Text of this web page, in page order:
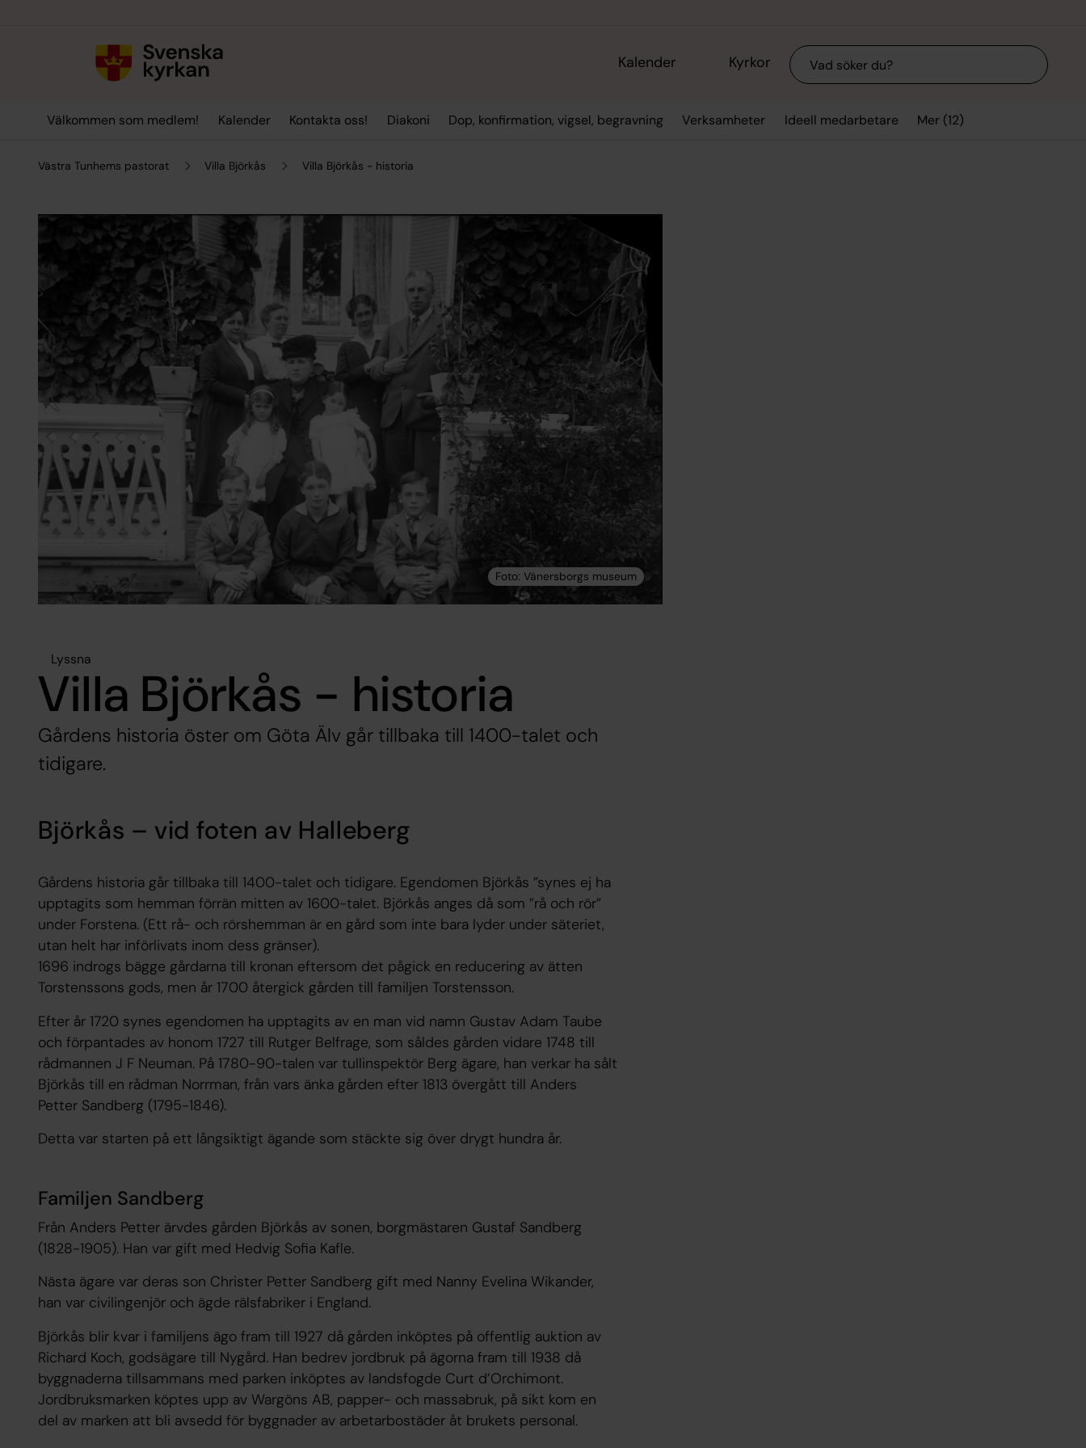
Kalender Kyrkor Sök
Välkommen som medlem! Kalender Kontakta oss! Diakoni Dop, konfirmation, vigsel, begravning Verksamheter Ideell medarbetare Mer (12)
Västra Tunhems pastorat Villa Björkås Villa Björkås - historia
Lyssna
Villa Björkås - historia
Gårdens historia öster om Göta Älv går tillbaka till 1400-talet och
tidigare.
Björkås – vid foten av Halleberg
Gårdens historia går tillbaka till 1400-talet och tidigare. Egendomen Björkås ”synes ej ha
upptagits som hemman förrän mitten av 1600-talet. Björkås anges då som ”rå och rör”
under Forstena. (Ett rå- och rörshemman är en gård som inte bara lyder under säteriet,
utan helt har införlivats inom dess gränser).
1696 indrogs bägge gårdarna till kronan eftersom det pågick en reducering av ätten
Torstenssons gods, men år 1700 återgick gården till familjen Torstensson.
Efter år 1720 synes egendomen ha upptagits av en man vid namn Gustav Adam Taube
och förpantades av honom 1727 till Rutger Belfrage, som såldes gården vidare 1748 till
rådmannen J F Neuman. På 1780-90-talen var tullinspektör Berg ägare, han verkar ha sålt
Björkås till en rådman Norrman, från vars änka gården efter 1813 övergått till Anders
Petter Sandberg (1795-1846).
Detta var starten på ett långsiktigt ägande som stäckte sig över drygt hundra år.
Familjen Sandberg
Från Anders Petter ärvdes gården Björkås av sonen, borgmästaren Gustaf Sandberg
(1828-1905). Han var gift med Hedvig Sofia Kafle.
Nästa ägare var deras son Christer Petter Sandberg gift med Nanny Evelina Wikander,
han var civilingenjör och ägde rälsfabriker i England.
Björkås blir kvar i familjens ägo fram till 1927 då gården inköptes på offentlig auktion av
Richard Koch, godsägare till Nygård. Han bedrev jordbruk på ägorna fram till 1938 då
byggnaderna tillsammans med parken inköptes av landsfogde Curt d’Orchimont.
Jordbruksmarken köptes upp av Wargöns AB, papper- och massabruk, på sikt kom en
del av marken att bli avsedd för byggnader av arbetarbostäder åt brukets personal.